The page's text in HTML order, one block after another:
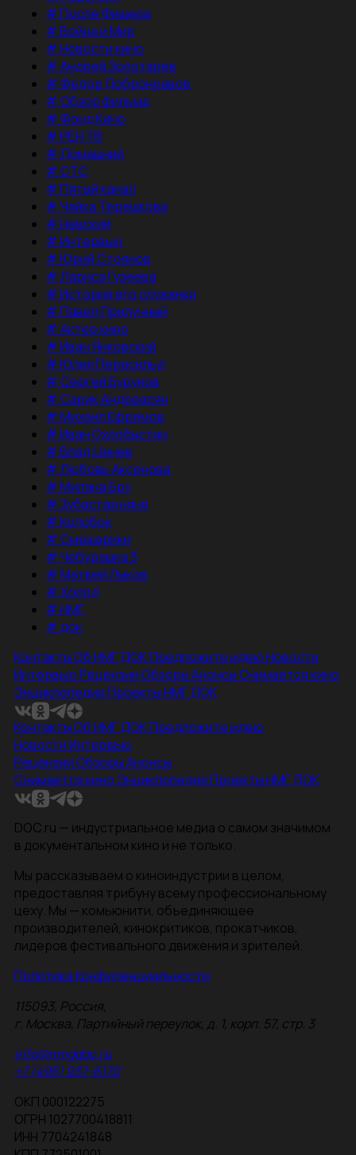
#После Фишера
#Война и Мир
#Новости кино
#Андрей Золотарев
#Федор Добронравов
#Обзор фильма
#Фонд Кино
#РЕН ТВ
#Домашний
#СТС
#Пятый канал
#Чайка Терешкова
#Невский
#Интервью
#Юрий Стоянов
#Лариса Гузеева
#История его служанки
#Павел Прилучный
#Актер кино
#Иван Янковский
#Юлия Пересильд
#Сергей Бурунов
#Сарик Андреасян
#Михаил Ефремов
#Иван Охлобыстин
#Влад Ценев
#Любовь Аксенова
#Милана Бру
#Зубастая няня
#Колобок
#Смешарики
#Чебурашка 3
#Матвей Лыков
#Холод
#НМГ
#док
КонтактыОб НМГ ДОКПредложите идеюНовости
ИнтервьюРецензииОбзорыАнонсыСнимается кино
ЭнциклопедияПроекты НМГ ДОК
КонтактыОб НМГ ДОКПредложите идею
НовостиИнтервью
РецензииОбзорыАнонсы
Снимается кино ЭнциклопедияПроекты НМГ ДОК
DOC.ru — индустриальное медиа о самом значимом
в документальном кино и не только.
Мы рассказываем о киноиндустрии в целом,
предоставляя трибуну всему профессиональному
цеху. Мы — комьюнити, объединяющее
производителей, кинокритиков, прокатчиков,
лидеров фестивального движения и зрителей.
Политика Конфиденциальности
115093, Россия,
г. Москва, Партийный переулок, д. 1, корп. 57, стр. 3
info@nmgdoc.ru
+7 (495) 937-6170
ОКП 000122275
ОГРН 1027700418811
ИНН 7704241848